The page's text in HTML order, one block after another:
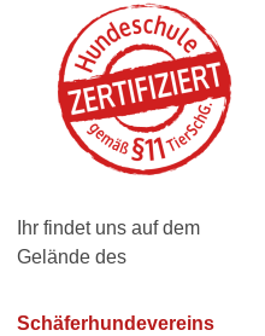
Ihr findet uns auf dem
Gelände des
Schäferhundevereins